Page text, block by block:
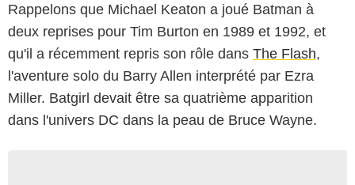
Rappelons que Michael Keaton a joué Batman à
deux reprises pour Tim Burton en 1989 et 1992, et
qu'il a récemment repris son rôle dans The Flash,
l'aventure solo du Barry Allen interprété par Ezra
Miller. Batgirl devait être sa quatrième apparition
dans l'univers DC dans la peau de Bruce Wayne.